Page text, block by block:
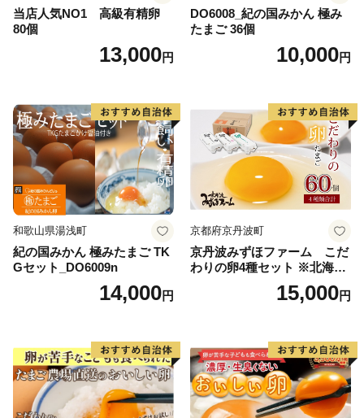
当店人気NO1 高級有精卵
80個
13,000円
DO6008_紀の国みかん 極み
たまご 36個
10,000円
和歌山県湯浅町
紀の国みかん 極みたまご TK
Gセット_DO6009n
14,000円
京都府京丹波町
京丹波みずほファーム こだ
わりの卵4種セット ※北海
道・沖縄・その他離島は配送
15,000円